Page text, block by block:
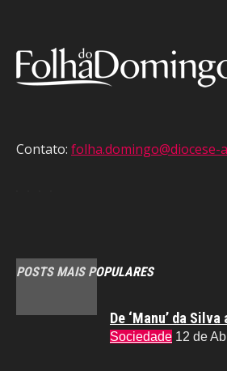
Contato: folha.domingo@diocese-
POSTS MAIS POPULARES
De ‘Manu’ da
Sociedade 12 de